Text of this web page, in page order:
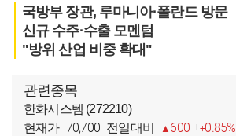
국방부 장관, 루마니아·폴란드 방문
신규 수주·수출 모멘텀
"방위 산업 비중 확대"
관련종목
한화시스템 (272210)
현재가 70,700 전일대비 600 0.85%